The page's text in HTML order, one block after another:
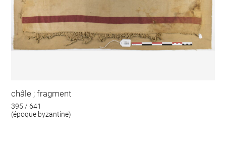
châle ; fragment
395 / 641
(époque byzantine)